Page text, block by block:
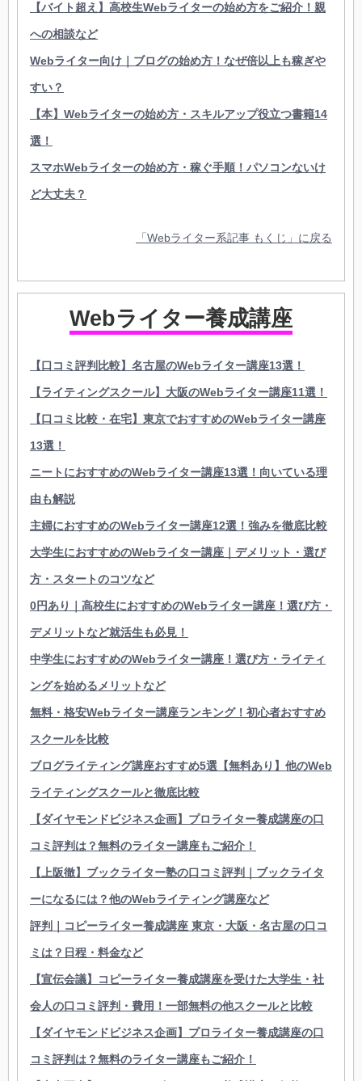
【バイト超え】高校生Webライターの始め方をご紹介！親
への相談など
Webライター向け｜ブログの始め方！なぜ倍以上も稼ぎや
すい？
【本】Webライターの始め方・スキルアップ役立つ書籍14
選！
スマホWebライターの始め方・稼ぐ手順！パソコンないけ
ど大丈夫？
「Webライター系記事 もくじ」に戻る
Webライター養成講座
【口コミ評判比較】名古屋のWebライター講座13選！
【ライティングスクール】大阪のWebライター講座11選！
【口コミ比較・在宅】東京でおすすめのWebライター講座
13選！
ニートにおすすめのWebライター講座13選！向いている理
由も解説
主婦におすすめのWebライター講座12選！強みを徹底比較
大学生におすすめのWebライター講座｜デメリット・選び
方・スタートのコツなど
0円あり｜高校生におすすめのWebライター講座！選び方・
デメリットなど就活生も必見！
中学生におすすめのWebライター講座！選び方・ライティ
ングを始めるメリットなど
無料・格安Webライター講座ランキング！初心者おすすめ
スクールを比較
ブログライティング講座おすすめ5選【無料あり】他のWeb
ライティングスクールと徹底比較
【ダイヤモンドビジネス企画】プロライター養成講座の口
コミ評判は？無料のライター講座もご紹介！
【上阪徹】ブックライター塾の口コミ評判｜ブックライタ
ーになるには？他のWebライティング講座など
評判｜コピーライター養成講座 東京・大阪・名古屋の口コ
ミは？日程・料金など
【宣伝会議】コピーライター養成講座を受けた大学生・社
会人の口コミ評判・費用！一部無料の他スクールと比較
【ダイヤモンドビジネス企画】プロライター養成講座の口
コミ評判は？無料のライター講座もご紹介！